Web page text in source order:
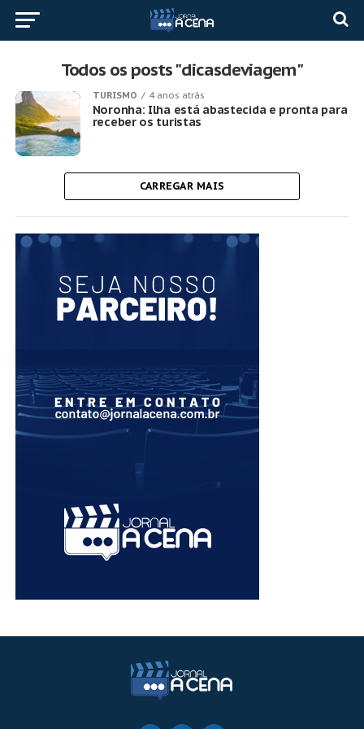
Todos os posts "dicasdeviagem"
TURISMO 4 anos atrás
Noronha: Ilha está abastecida e pronta para
receber os turistas
CARREGAR MAIS